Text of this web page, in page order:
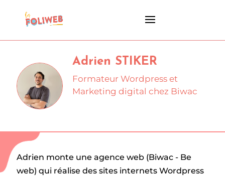
Adrien STIKER
Formateur Wordpress et
Marketing digital chez Biwac
Adrien monte une agence web (Biwac - Be
web) qui réalise des sites internets Wordpress